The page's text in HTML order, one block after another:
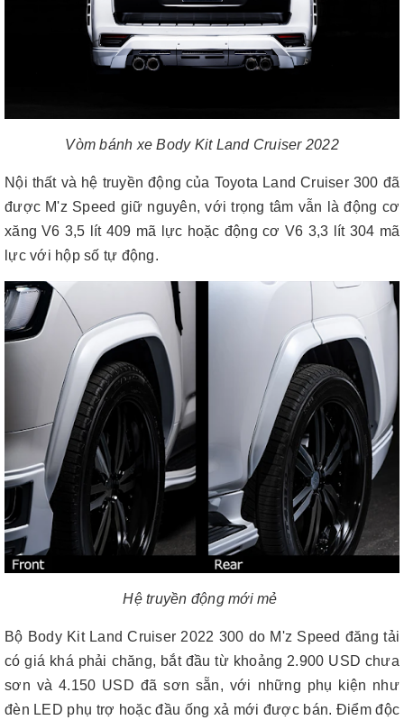
Vòm bánh xe Body Kit Land Cruiser 2022
Nội thất và hệ truyền động của Toyota Land Cruiser 300 đã
được M'z Speed ​​giữ nguyên, với trọng tâm vẫn là động cơ
xăng V6 3,5 lít 409 mã lực hoặc động cơ V6 3,3 lít 304 mã
lực với hộp số tự động.
Hệ truyền động mới mẻ
Bộ Body Kit Land Cruiser 2022 300 do M'z Speed ​​đăng tải
có giá khá phải chăng, bắt đầu từ khoảng 2.900 USD chưa
sơn và 4.150 USD đã sơn sẵn, với những phụ kiện như
đèn LED phụ trợ hoặc đầu ống xả mới được bán. Điểm độc